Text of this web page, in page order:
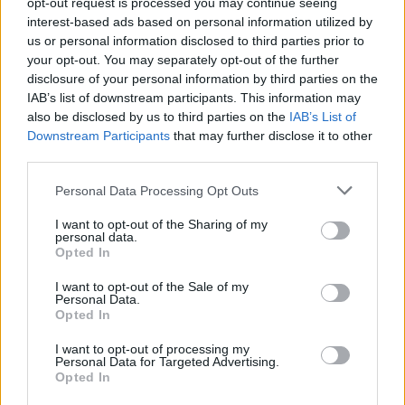
interest-based ads based on personal information utilized by
us or personal information disclosed to third parties prior to
your opt-out. You may separately opt-out of the further
disclosure of your personal information by third parties on the
IAB’s list of downstream participants. This information may
also be disclosed by us to third parties on the IAB’s List of
Downstream Participants that may further disclose it to other
Personal Data Processing Opt Outs
I want to opt-out of the Sharing of my
personal data.
Opted In
I want to opt-out of the Sale of my
Personal Data.
Opted In
I want to opt-out of processing my
Personal Data for Targeted Advertising.
Opted In
Κέντρο Πατάτας στο Περού διατηρεί γονιδιακή
τράπεζα με περισσότερες από6.500 ποικιλίες
γλυκοπατάτας. Οι διαφορές αφορούν τοχρώμα
(λευκό, πορτοκαλί, μωβ), τηγεύση, τηνυφήκαι τη
θρεπτική αξία
οι πορτοκαλόσαρκεςποικιλίες (Beauregard,
Garnet, Jewel),
αντιοξειδωτική δράση,
μετά το ψήσιμο,
οι μωβγλυκοπατάτες Οκινάουα, πλούσιες σε